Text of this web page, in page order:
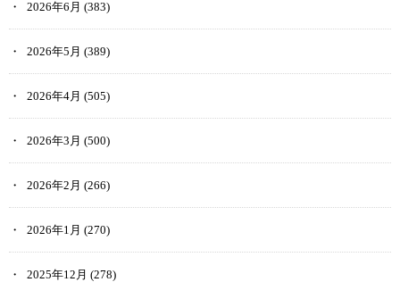
2026年6月 (383)
2026年5月 (389)
2026年4月 (505)
2026年3月 (500)
2026年2月 (266)
2026年1月 (270)
2025年12月 (278)